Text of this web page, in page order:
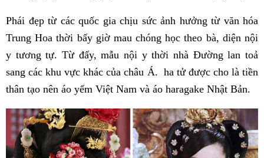
Phái đẹp từ các quốc gia chịu sức ảnh hưởng từ văn hóa
Trung Hoa thời bấy giờ mau chóng học theo bà, diện nội
y tương tự. Từ đấy, mẫu nội y thời nhà Đường lan toả
sang các khu vực khác của châu Á. ha tử được cho là tiền
thân tạo nên áo yếm Việt Nam và áo haragake Nhật Bản.